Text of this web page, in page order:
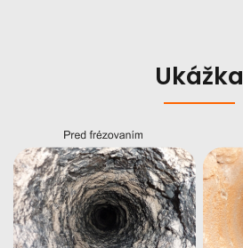
Ukážka